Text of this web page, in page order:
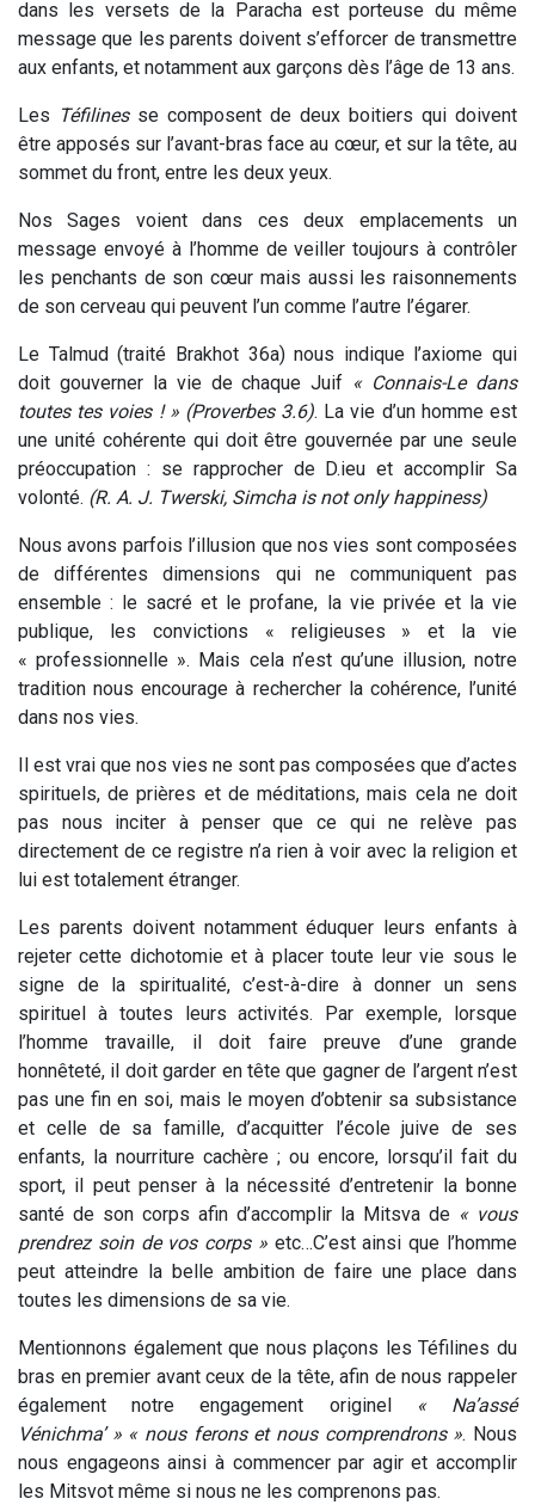
dans les versets de la Paracha est porteuse du même
message que les parents doivent s’efforcer de transmettre
aux enfants, et notamment aux garçons dès l’âge de 13 ans.
Les Téfilinesse composent de deux boitiers qui doivent
être apposés sur l’avant-bras face au cœur, et sur la tête, au
sommet du front, entre les deux yeux.
Nos Sages voient dans ces deux emplacements un
message envoyé à l’homme de veiller toujours à contrôler
les penchants de son cœur mais aussi les raisonnements
de son cerveau qui peuvent l’un comme l’autre l’égarer.
Le Talmud (traité Brakhot 36a) nous indique l’axiome qui
doit gouverner la vie de chaque Juif « Connais-Le dans
toutes tes voies ! » (Proverbes 3.6). La vie d’un homme est
une unité cohérente qui doit être gouvernée par une seule
préoccupation : se rapprocher de D.ieu et accomplir Sa
volonté. (R. A. J. Twerski, Simcha is not only happiness)
Nous avons parfois l’illusion que nos vies sont composées
de différentes dimensions qui ne communiquent pas
ensemble : le sacré et le profane, la vie privée et la vie
publique, les convictions « religieuses » et la vie
« professionnelle ». Mais cela n’est qu’une illusion, notre
tradition nous encourage à rechercher la cohérence, l’unité
dans nos vies.
Il est vrai que nos vies ne sont pas composées que d’actes
spirituels, de prières et de méditations, mais cela ne doit
pas nous inciter à penser que ce qui ne relève pas
directement de ce registre n’a rien à voir avec la religion et
lui est totalement étranger.
Les parents doivent notamment éduquer leurs enfants à
rejeter cette dichotomie et à placer toute leur vie sous le
signe de la spiritualité, c’est-à-dire à donner un sens
spirituel à toutes leurs activités. Par exemple, lorsque
l’homme travaille, il doit faire preuve d’une grande
honnêteté, il doit garder en tête que gagner de l’argent n’est
pas une fin en soi, mais le moyen d’obtenir sa subsistance
et celle de sa famille, d’acquitter l’école juive de ses
enfants, la nourriture cachère ; ou encore, lorsqu’il fait du
sport, il peut penser à la nécessité d’entretenir la bonne
santé de son corps afin d’accomplir la Mitsva de « vous
prendrez soin de vos corps »etc…C’est ainsi que l’homme
peut atteindre la belle ambition de faire une place dans
toutes les dimensions de sa vie.
Mentionnons également que nous plaçons les Téfilines du
bras en premier avant ceux de la tête, afin de nous rappeler
également notre engagement originel
« Na’assé
Vénichma’ » « nous ferons et nous comprendrons ». Nous
nous engageons ainsi à commencer par agir et accomplir
les Mitsvot même si nous ne les comprenons pas.